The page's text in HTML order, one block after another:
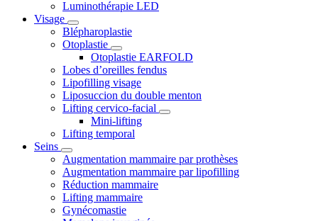
Luminothérapie LED
Visage
Blépharoplastie
Otoplastie
Otoplastie EARFOLD
Lobes d’oreilles fendus
Lipofilling visage
Liposuccion du double menton
Lifting cervico-facial
Mini-lifting
Lifting temporal
Seins
Augmentation mammaire par prothèses
Augmentation mammaire par lipofilling
Réduction mammaire
Lifting mammaire
Gynécomastie